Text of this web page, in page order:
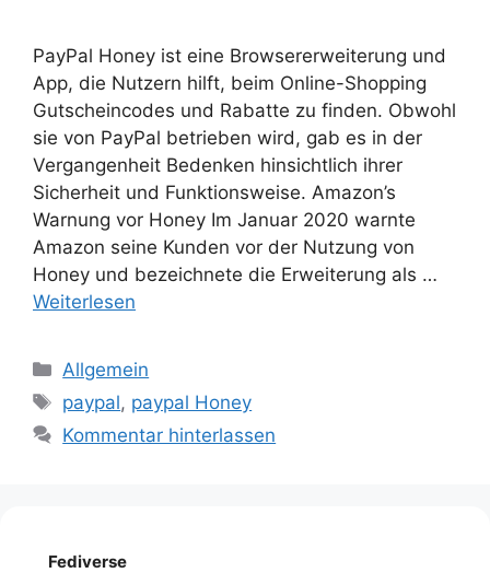
PayPal Honey ist eine Browsererweiterung und
App, die Nutzern hilft, beim Online-Shopping
Gutscheincodes und Rabatte zu finden. Obwohl
sie von PayPal betrieben wird, gab es in der
Vergangenheit Bedenken hinsichtlich ihrer
Sicherheit und Funktionsweise. Amazon’s
Warnung vor Honey Im Januar 2020 warnte
Amazon seine Kunden vor der Nutzung von
Honey und bezeichnete die Erweiterung als …
Weiterlesen
Kategorien
Allgemein
Schlagwörter
paypal, paypal Honey
Kommentar hinterlassen
Fediverse